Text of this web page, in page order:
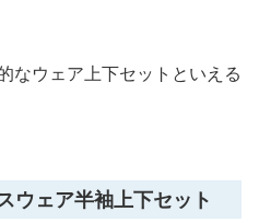
なウェア上下セットといえる
ウェア半袖上下セット